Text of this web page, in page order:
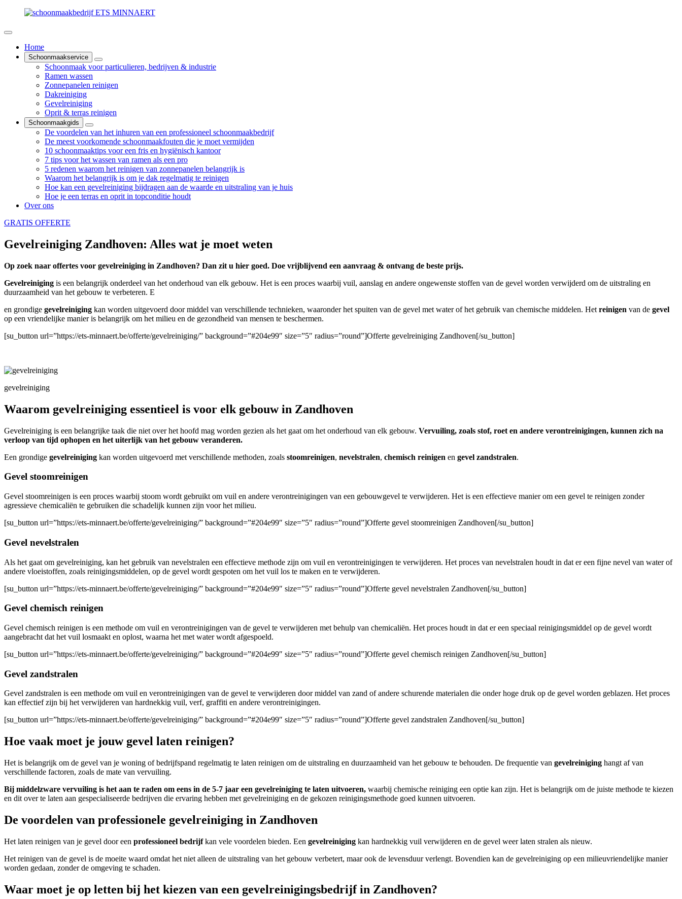
Home
Schoonmaakservice
Schoonmaak voor particulieren, bedrijven & industrie
Ramen wassen
Zonnepanelen reinigen
Dakreiniging
Gevelreiniging
Oprit & terras reinigen
Schoonmaakgids
De voordelen van het inhuren van een professioneel schoonmaakbedrijf
De meest voorkomende schoonmaakfouten die je moet vermijden
10 schoonmaaktips voor een fris en hygiënisch kantoor
7 tips voor het wassen van ramen als een pro
5 redenen waarom het reinigen van zonnepanelen belangrijk is
Waarom het belangrijk is om je dak regelmatig te reinigen
Hoe kan een gevelreiniging bijdragen aan de waarde en uitstraling van je huis
Hoe je een terras en oprit in topconditie houdt
Over ons
GRATIS OFFERTE
Gevelreiniging Zandhoven: Alles wat je moet weten
Op zoek naar offertes voor gevelreiniging in Zandhoven? Dan zit u hier goed. Doe vrijblijvend een aanvraag & ontvang de beste prijs.
Gevelreiniging is een belangrijk onderdeel van het onderhoud van elk gebouw. Het is een proces waarbij vuil, aanslag en andere ongewenste stoffen van de gevel worden verwijderd om de uitstraling en
duurzaamheid van het gebouw te verbeteren. E
en grondige gevelreiniging kan worden uitgevoerd door middel van verschillende technieken, waaronder het spuiten van de gevel met water of het gebruik van chemische middelen. Het reinigen van de gevel
op een vriendelijke manier is belangrijk om het milieu en de gezondheid van mensen te beschermen.
[su_button url=”https://ets-minnaert.be/offerte/gevelreiniging/” background=”#204e99″ size=”5″ radius=”round”]Offerte gevelreiniging Zandhoven[/su_button]
gevelreiniging
Waarom gevelreiniging essentieel is voor elk gebouw in Zandhoven
Gevelreiniging is een belangrijke taak die niet over het hoofd mag worden gezien als het gaat om het onderhoud van elk gebouw. Vervuiling, zoals stof, roet en andere verontreinigingen, kunnen zich na
verloop van tijd ophopen en het uiterlijk van het gebouw veranderen.
Een grondige gevelreiniging kan worden uitgevoerd met verschillende methoden, zoals stoomreinigen, nevelstralen, chemisch reinigen en gevel zandstralen.
Gevel stoomreinigen
Gevel stoomreinigen is een proces waarbij stoom wordt gebruikt om vuil en andere verontreinigingen van een gebouwgevel te verwijderen. Het is een effectieve manier om een ​​gevel te reinigen zonder
agressieve chemicaliën te gebruiken die schadelijk kunnen zijn voor het milieu.
[su_button url=”https://ets-minnaert.be/offerte/gevelreiniging/” background=”#204e99″ size=”5″ radius=”round”]Offerte gevel stoomreinigen Zandhoven[/su_button]
Gevel nevelstralen
Als het gaat om gevelreiniging, kan het gebruik van nevelstralen een effectieve methode zijn om vuil en verontreinigingen te verwijderen. Het proces van nevelstralen houdt in dat er een fijne nevel van water of
andere vloeistoffen, zoals reinigingsmiddelen, op de gevel wordt gespoten om het vuil los te maken en te verwijderen.
[su_button url=”https://ets-minnaert.be/offerte/gevelreiniging/” background=”#204e99″ size=”5″ radius=”round”]Offerte gevel nevelstralen Zandhoven[/su_button]
Gevel chemisch reinigen
Gevel chemisch reinigen is een methode om vuil en verontreinigingen van de gevel te verwijderen met behulp van chemicaliën. Het proces houdt in dat er een speciaal reinigingsmiddel op de gevel wordt
aangebracht dat het vuil losmaakt en oplost, waarna het met water wordt afgespoeld.
[su_button url=”https://ets-minnaert.be/offerte/gevelreiniging/” background=”#204e99″ size=”5″ radius=”round”]Offerte gevel chemisch reinigen Zandhoven[/su_button]
Gevel zandstralen
Gevel zandstralen is een methode om vuil en verontreinigingen van de gevel te verwijderen door middel van zand of andere schurende materialen die onder hoge druk op de gevel worden geblazen. Het proces
kan effectief zijn bij het verwijderen van hardnekkig vuil, verf, graffiti en andere verontreinigingen.
[su_button url=”https://ets-minnaert.be/offerte/gevelreiniging/” background=”#204e99″ size=”5″ radius=”round”]Offerte gevel zandstralen Zandhoven[/su_button]
Hoe vaak moet je jouw gevel laten reinigen?
Het is belangrijk om de gevel van je woning of bedrijfspand regelmatig te laten reinigen om de uitstraling en duurzaamheid van het gebouw te behouden. De frequentie van gevelreiniging hangt af van
verschillende factoren, zoals de mate van vervuiling.
Bij middelzware vervuiling is het aan te raden om eens in de 5-7 jaar een gevelreiniging te laten uitvoeren, waarbij chemische reiniging een optie kan zijn. Het is belangrijk om de juiste methode te kiezen
en dit over te laten aan gespecialiseerde bedrijven die ervaring hebben met gevelreiniging en de gekozen reinigingsmethode goed kunnen uitvoeren.
De voordelen van professionele gevelreiniging in Zandhoven
Het laten reinigen van je gevel door een professioneel bedrijfkan vele voordelen bieden. Een gevelreiniging kan hardnekkig vuil verwijderen en de gevel weer laten stralen als nieuw.
Het reinigen van de gevel is de moeite waard omdat het niet alleen de uitstraling van het gebouw verbetert, maar ook de levensduur verlengt. Bovendien kan de gevelreiniging op een milieuvriendelijke manier
worden gedaan, zonder de omgeving te schaden.
Waar moet je op letten bij het kiezen van een gevelreinigingsbedrijf in Zandhoven?